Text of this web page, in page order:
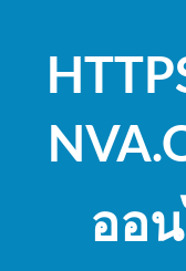
content
ออ